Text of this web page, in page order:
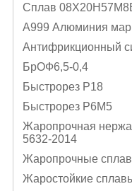
Cплав
А999 Алюминия
Антифрикционный
БрОФ6,5-0,4
Быстрорез Р18
Быстрорез Р6М5
Жаропрочная
5632-2014
Жаропрочные
Жаростойкие